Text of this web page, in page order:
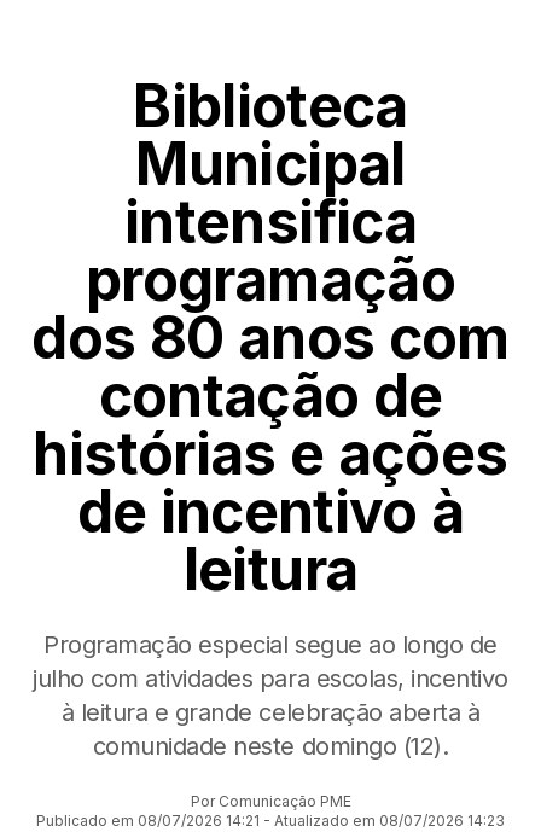
Biblioteca
Municipal
intensifica
programação
dos 80 anos com
contação de
histórias e ações
de incentivo à
leitura
Programação especial segue ao longo de
julho com atividades para escolas, incentivo
à leitura e grande celebração aberta à
comunidade neste domingo (12).
Por Comunicação PME
Publicado em 08/07/2026 14:21 - Atualizado em 08/07/2026 14:23